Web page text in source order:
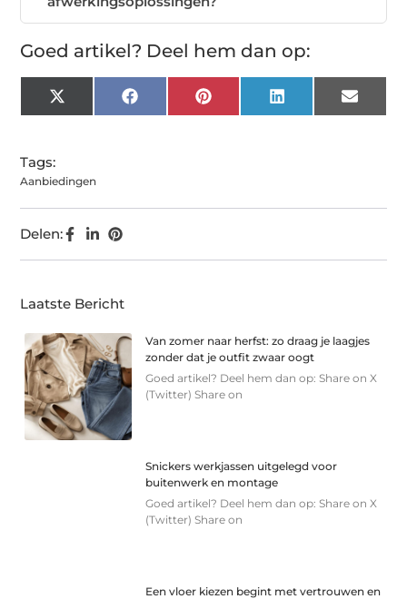
Goed artikel? Deel hem dan op:
X
(Twitter)
FacebookPinterest LinkedIn Email
Tags:
Aanbiedingen
Delen:
Laatste Bericht
Van zomer naar herfst: zo draag je laagjes
zonder dat je outfit zwaar oogt
Goed artikel? Deel hem dan op: Share on X
(Twitter) Share on
Snickers werkjassen uitgelegd voor
buitenwerk en montage
Goed artikel? Deel hem dan op: Share on X
(Twitter) Share on
Een vloer kiezen begint met vertrouwen en